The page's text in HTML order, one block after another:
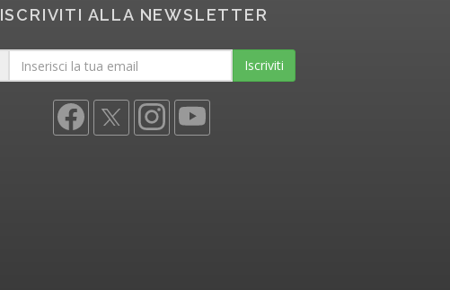
ISCRIVITI ALLA NEWSLETTER
Iscriviti